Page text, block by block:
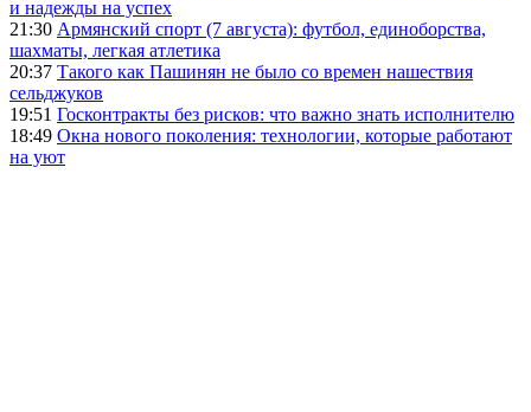
и надежды на успех
21:30 Армянский спорт (7 августа): футбол, единоборства,
шахматы, легкая атлетика
20:37 Такого как Пашинян не было со времен нашествия
сельджуков
19:51 Госконтракты без рисков: что важно знать исполнителю
18:49 Окна нового поколения: технологии, которые работают
на уют